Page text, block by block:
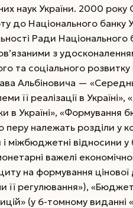
наук України. 2000 року
до Національного банку
Ради
з
та соціального
Альбіновича —
її реалізації в
в Україні», «Формування
належать розділи у
міжбюджетні відносини у
важелі
на формування цінової
її регулювання»),
(у 6-томному виданні